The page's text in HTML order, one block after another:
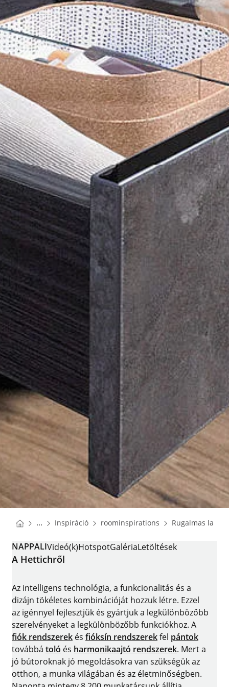
You are here:
Homepage
... InspirációHomepage
roominspirations Homepage
Rugalmas lakás
NAPPALIVideó(k)HotspotGalériaLetöltések
A Hettichről
Az intelligens technológia, a funkcionalitás és a
dizájn tökéletes kombinációját hozzuk létre. Ezzel
az igénnyel fejlesztjük és gyártjuk a legkülönbözőbb
szerelvényeket a legkülönbözőbb funkciókhoz. A
fiók rendszerek és fióksín rendszerekfel pántok
továbbá toló és harmonikaajtó rendszerek. Mert a
jó bútoroknak jó megoldásokra van szükségük az
otthon, a munka világában és az életminőségben.